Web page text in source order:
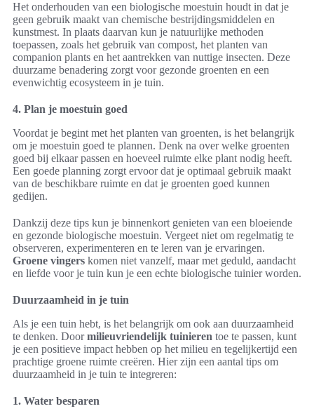
Het onderhouden van een biologische moestuin houdt in dat je
geen gebruik maakt van chemische bestrijdingsmiddelen en
kunstmest. In plaats daarvan kun je natuurlijke methoden
toepassen, zoals het gebruik van compost, het planten van
companion plants en het aantrekken van nuttige insecten. Deze
duurzame benadering zorgt voor gezonde groenten en een
evenwichtig ecosysteem in je tuin.
4. Plan je moestuin goed
Voordat je begint met het planten van groenten, is het belangrijk
om je moestuin goed te plannen. Denk na over welke groenten
goed bij elkaar passen en hoeveel ruimte elke plant nodig heeft.
Een goede planning zorgt ervoor dat je optimaal gebruik maakt
van de beschikbare ruimte en dat je groenten goed kunnen
gedijen.
Dankzij deze tips kun je binnenkort genieten van een bloeiende
en gezonde biologische moestuin. Vergeet niet om regelmatig te
observeren, experimenteren en te leren van je ervaringen.
Groene vingers komen niet vanzelf, maar met geduld, aandacht
en liefde voor je tuin kun je een echte biologische tuinier worden.
Duurzaamheid in je tuin
Als je een tuin hebt, is het belangrijk om ook aan duurzaamheid
te denken. Doormilieuvriendelijk tuinieren toe te passen, kunt
je een positieve impact hebben op het milieu en tegelijkertijd een
prachtige groene ruimte creëren. Hier zijn een aantal tips om
duurzaamheid in je tuin te integreren:
1. Water besparen